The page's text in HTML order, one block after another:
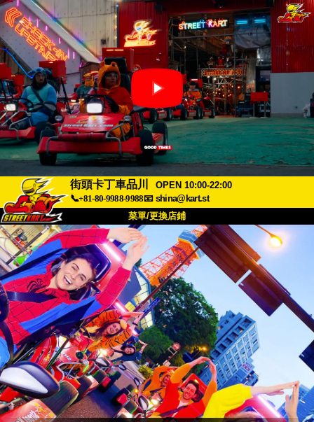
街頭卡丁車品川
OPEN 10:00-22:00
📞+81-80-9988-9988📧 shina@kart.st
菜單/更換店鋪
關於 規格 價格
交通方式 顧客聲音 常見問題
公司 預訂
更換店鋪
東京 品川 #1 東京 秋葉原 #1
東京 秋葉原 #2 東京 澀谷
東京 澀谷附店 東京灣